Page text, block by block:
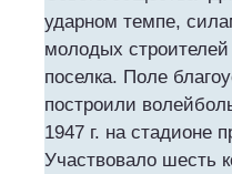
ударном темпе,
молодых
поселка. Поле
построили
1947 г. на стадионе
Участвовало шесть